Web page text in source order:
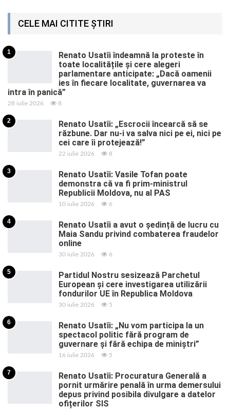
CELE MAI CITITE ȘTIRI
1
Renato Usatîi îndeamnă la proteste în
toate localitățile și cere alegeri
parlamentare anticipate: „Dacă oamenii
ies în fiecare localitate, guvernarea va
intra în panică”
28 iulie 2026 8
2
Renato Usatîi: „Escrocii încearcă să se
răzbune. Dar nu-i va salva nici pe ei, nici pe
cei care îi protejează!”
22 iulie 2026 8
3
Renato Usatîi: Vasile Tofan poate
demonstra că va fi prim-ministrul
Republicii Moldova, nu al PAS
10 iulie 2026 6
4
Renato Usatîi a avut o ședință de lucru cu
Maia Sandu privind combaterea fraudelor
online
30 iulie 2026 6
5
Partidul Nostru sesizează Parchetul
European și cere investigarea utilizării
fondurilor UE în Republica Moldova
30 iulie 2026 5
6
Renato Usatîi: „Nu vom participa la un
spectacol politic fără program de
guvernare și fără echipa de miniștri”
16 iulie 2026 5
7
Renato Usatîi: Procuratura Generală a
pornit urmărire penală în urma demersului
depus privind posibila divulgare a datelor
ofițerilor SIS